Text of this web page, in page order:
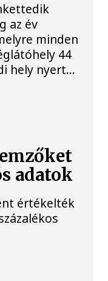
az év
minden
44
hely nyert...
adatok
értékelték